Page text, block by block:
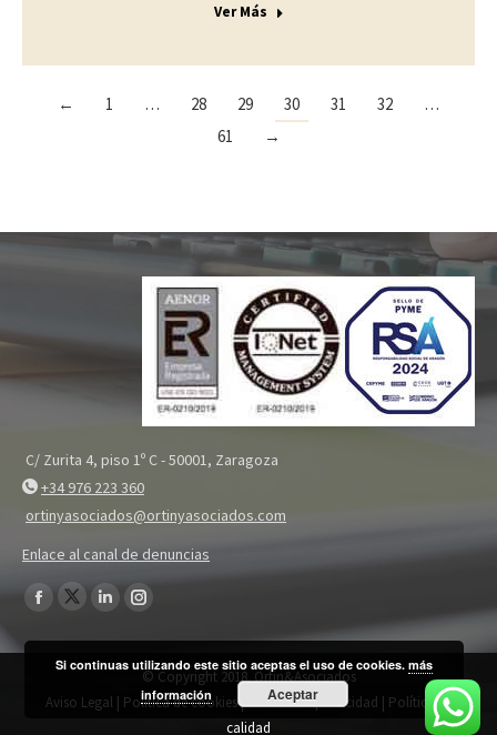
Ver Más
← 1 … 28 29 30 31 32
…
61
→
C/ Zurita 4, piso 1º C - 50001, Zaragoza
+34 976 223 360
ortinyasociados@ortinyasociados.com
Enlace al canal de denuncias
Encuéntranos en:
Facebook
page
opens
in
Twitter
page
opens
in
Linkedin
page
opens
in
Instagram
page
opens
in
© Copyright 2018. Ortin&Asociados
Aviso Legal | Política de cookies|Política de privacidad | Política de
calidad
Si continuas utilizando este sitio aceptas el uso de cookies.más
información
Aceptar